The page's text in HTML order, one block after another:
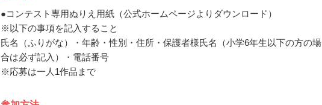
●コンテスト専用ぬりえ用紙（公式ホームページよりダウンロード）
※以下の事項を記入すること
氏名（ふりがな）・年齢・性別・住所・保護者様氏名（小学6年生以下の方の場
合は必ず記入）・電話番号
※応募は一人1作品まで